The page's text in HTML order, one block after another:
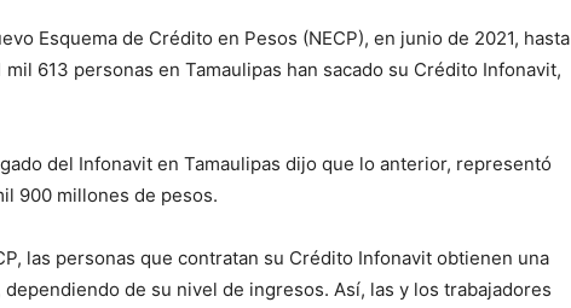
Esquema de Crédito en Pesos (NECP), en junio de 2021, hasta
613 personas en Tamaulipas han sacado su Crédito Infonavit,
del Infonavit en Tamaulipas dijo que lo anterior, representó
900 millones de pesos.
las personas que contratan su Crédito Infonavit obtienen una
de su nivel de ingresos. Así, las y los trabajadores